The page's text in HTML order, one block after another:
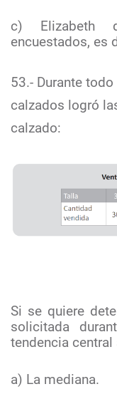
c) Elizabeth
encuestados, es
53.- Durante
calzados logró
calzado:
Si se quiere
solicitada
tendencia
a) La mediana.